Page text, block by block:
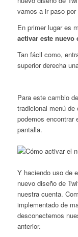
vamos a ir paso
En primer lugar es
activar este nuevo
Tan fácil como,
superior derecha
Para este cambio
tradicional menú
podemos encontrar
pantalla.
Y haciendo uso de
nuevo diseño de
nuestra cuenta.
implementado de
desconectemos
anterior.